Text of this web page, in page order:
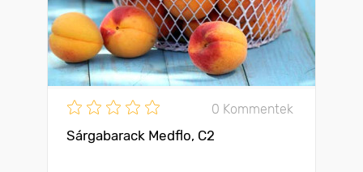
0 Kommentek
Sárgabarack Medflo, C2